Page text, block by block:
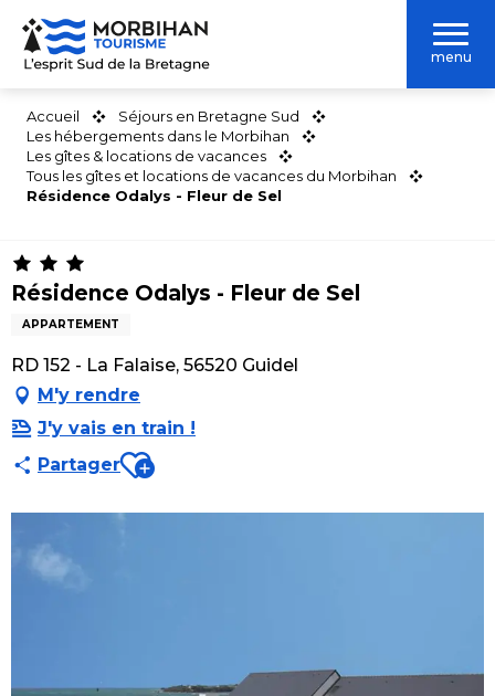
Aller
contenu
menu
Accueil
Séjours en Bretagne Sud
Les hébergements dans le Morbihan
Les gîtes & locations de vacances
Tous les gîtes et locations de vacances du Morbihan
Résidence Odalys - Fleur de Sel
Résidence Odalys - Fleur de Sel
APPARTEMENT
RD 152 - La Falaise, 56520 Guidel
M'y rendre
J'y vais en train !
PartagerAjouter aux favoris